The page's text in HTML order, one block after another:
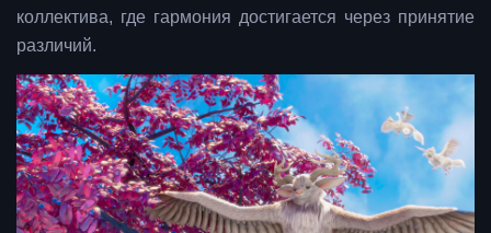
коллектива, где гармония достигается через принятие
различий.